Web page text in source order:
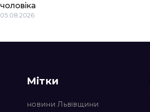
чоловіка
05.08.2026
Мітки
новини Львівщини